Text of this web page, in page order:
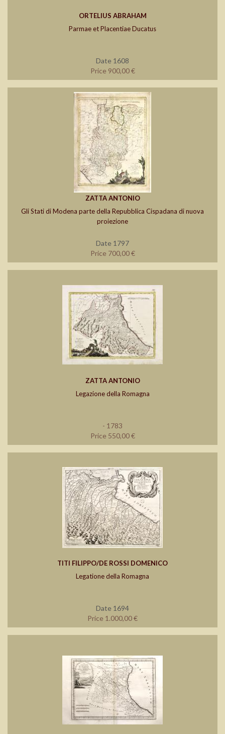
ORTELIUS ABRAHAM
Parmae et Placentiae Ducatus
Date 1608
Price 900,00 €
ZATTA ANTONIO
Gli Stati di Modena parte della Repubblica Cispadana di nuova
proiezione
Date 1797
Price 700,00 €
ZATTA ANTONIO
Legazione della Romagna
- 1783
Price 550,00 €
TITI FILIPPO/DE ROSSI DOMENICO
Legatione della Romagna
Date 1694
Price 1.000,00 €